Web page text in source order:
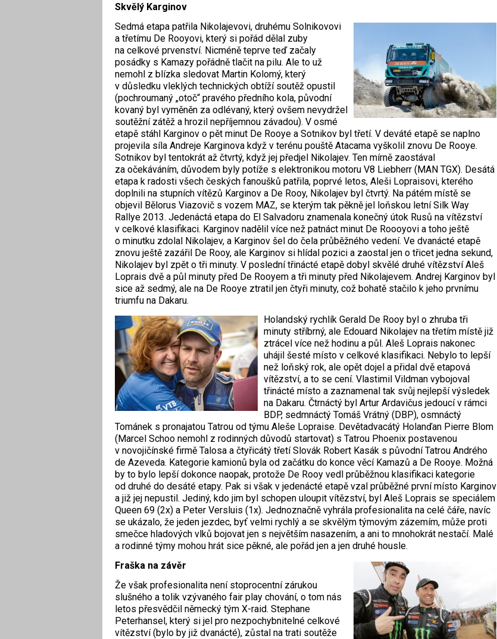
Skvělý Karginov
Sedmá etapa patřila Nikolajevovi, druhému Solnikovovi
a třetímu De Rooyovi, který si pořád dělal zuby
na celkové prvenství. Nicméně teprve teď začaly
posádky s Kamazy pořádně tlačit na pilu. Ale to už
nemohl z blízka sledovat Martin Kolomý, který
v důsledku vleklých technických obtíží soutěž opustil
(pochroumaný „otoč“ pravého předního kola, původní
kovaný byl vyměněn za odlévaný, který ovšem nevydržel
soutěžní zátěž a hrozil nepříjemnou závadou). V osmé
etapě stáhl Karginov o pět minut De Rooye a Sotnikov byl třetí. V deváté etapě se naplno
projevila síla Andreje Karginova když v terénu pouště Atacama vyškolil znovu De Rooye.
Sotnikov byl tentokrát až čtvrtý, když jej předjel Nikolajev. Ten mírně zaostával
za očekáváním, důvodem byly potíže s elektronikou motoru V8 Liebherr (MAN TGX). Desátá
etapa k radosti všech českých fanoušků patřila, poprvé letos, Aleši Lopraisovi, kterého
doplnili na stupních vítězů Karginov a De Rooy, Nikolajev byl čtvrtý. Na pátém místě se
objevil Bělorus Viazovič s vozem MAZ, se kterým tak pěkně jel loňskou letní Silk Way
Rallye 2013. Jedenáctá etapa do El Salvadoru znamenala konečný útok Rusů na vítězství
v celkové klasifikaci. Karginov nadělil více než patnáct minut De Roooyovi a toho ještě
o minutku zdolal Nikolajev, a Karginov šel do čela průběžného vedení. Ve dvanácté etapě
znovu ještě zazářil De Rooy, ale Karginov si hlídal pozici a zaostal jen o třicet jedna sekund,
Nikolajev byl zpět o tři minuty. V poslední třinácté etapě dobyl skvělé druhé vítězství Aleš
Loprais dvě a půl minuty před De Rooyem a tři minuty před Nikolajevem. Andrej Karginov byl
sice až sedmý, ale na De Rooye ztratil jen čtyři minuty, což bohatě stačilo k jeho prvnímu
triumfu na Dakaru.
Holandský rychlík Gerald De Rooy byl o zhruba tři
minuty stříbrný, ale Edouard Nikolajev na třetím místě již
ztrácel více než hodinu a půl. Aleš Loprais nakonec
uhájil šesté místo v celkové klasifikaci. Nebylo to lepší
než loňský rok, ale opět dojel a přidal dvě etapová
vítězství, a to se cení. Vlastimil Vildman vybojoval
třinácté místo a zaznamenal tak svůj nejlepší výsledek
na Dakaru. Čtrnáctý byl Artur Ardavičus jedoucí v rámci
BDP, sedmnáctý Tomáš Vrátný (DBP), osmnáctý
Tománek s pronajatou Tatrou od týmu Aleše Lopraise. Devětadvacátý Holanďan Pierre Blom
(Marcel Schoo nemohl z rodinných důvodů startovat) s Tatrou Phoenix postavenou
v novojičínské firmě Talosa a čtyřicátý třetí Slovák Robert Kasák s původní Tatrou Andrého
de Azeveda. Kategorie kamionů byla od začátku do konce věcí Kamazů a De Rooye. Možná
by to bylo lepší dokonce naopak, protože De Rooy vedl průběžnou klasifikaci kategorie
od druhé do desáté etapy. Pak si však v jedenácté etapě vzal průběžné první místo Karginov
a již jej nepustil. Jediný, kdo jim byl schopen uloupit vítězství, byl Aleš Loprais se speciálem
Queen 69 (2x) a Peter Versluis (1x). Jednoznačně vyhrála profesionalita na celé čáře, navíc
se ukázalo, že jeden jezdec, byť velmi rychlý a se skvělým týmovým zázemím, může proti
smečce hladových vlků bojovat jen s největším nasazením, a ani to mnohokrát nestačí. Malé
a rodinné týmy mohou hrát sice pěkné, ale pořád jen a jen druhé housle.
Fraška na závěr
Že však profesionalita není stoprocentní zárukou
slušného a tolik vzývaného fair play chování, o tom nás
letos přesvědčil německý tým X-raid. Stephane
Peterhansel, který si jel pro nezpochybnitelné celkové
vítězství (bylo by již dvanácté), zůstal na trati soutěže